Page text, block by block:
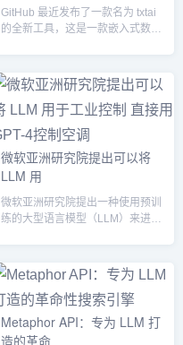
GitHub 最近发布了一款名为 txtai
的全新工具，这是一款嵌入式数据
微软亚洲研究院提出可以将
LLM 用
微软亚洲研究院提出一种使用预训
练的大型语言模型（LLM）来进行
Metaphor API：专为 LLM 打
造的革命